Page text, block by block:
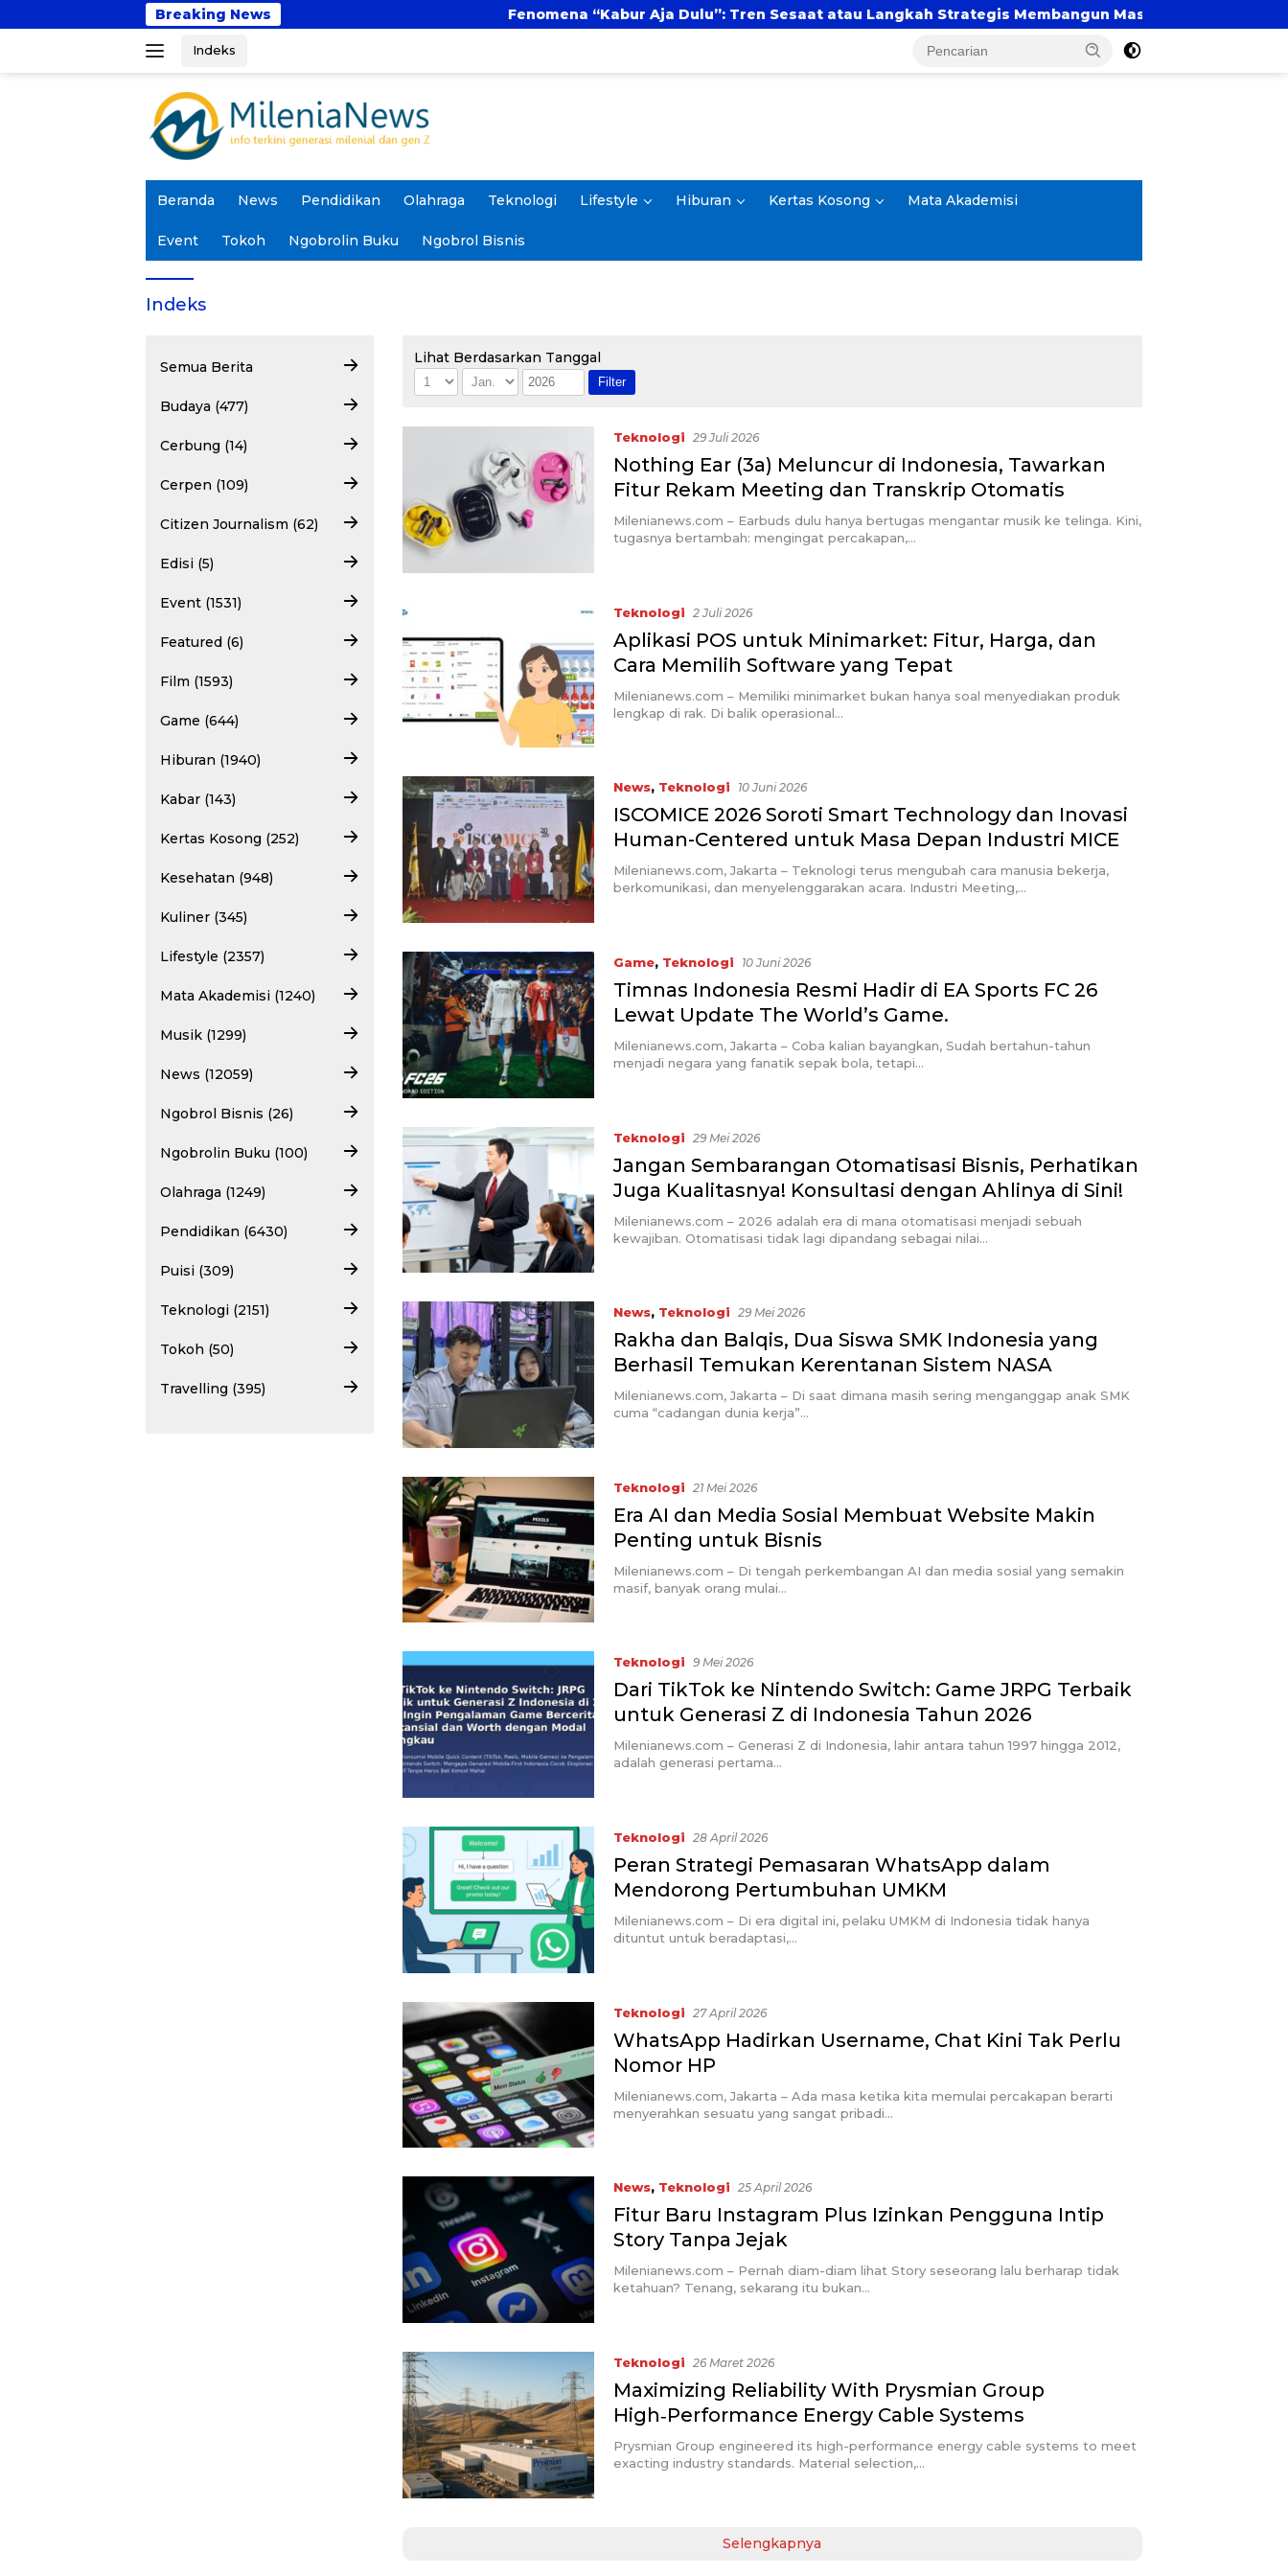
ke
Breaking News Fenomena “Kabur Aja Dulu”: Tren Sesaat atau Langkah Strategis Membangun Masa Depan?
Indeks
Beranda News Pendidikan Olahraga Teknologi Lifestyle Hiburan Kertas Kosong Mata Akademisi
Event Tokoh Ngobrolin Buku Ngobrol Bisnis
Indeks
Semua Berita
Budaya (477)
Cerbung (14)
Cerpen (109)
Citizen Journalism (62)
Edisi (5)
Event (1531)
Featured (6)
Film (1593)
Game (644)
Hiburan (1940)
Kabar (143)
Kertas Kosong (252)
Kesehatan (948)
Kuliner (345)
Lifestyle (2357)
Mata Akademisi (1240)
Musik (1299)
News (12059)
Ngobrol Bisnis (26)
Ngobrolin Buku (100)
Olahraga (1249)
Pendidikan (6430)
Puisi (309)
Teknologi (2151)
Tokoh (50)
Travelling (395)
Lihat Berdasarkan Tanggal
Teknologi 29 Juli 2026
Nothing Ear (3a) Meluncur di Indonesia, Tawarkan
Fitur Rekam Meeting dan Transkrip Otomatis
Milenianews.com – Earbuds dulu hanya bertugas mengantar musik ke telinga. Kini,
tugasnya bertambah: mengingat percakapan,…
Teknologi 2 Juli 2026
Aplikasi POS untuk Minimarket: Fitur, Harga, dan
Cara Memilih Software yang Tepat
Milenianews.com – Memiliki minimarket bukan hanya soal menyediakan produk
lengkap di rak. Di balik operasional…
News, Teknologi 10 Juni 2026
ISCOMICE 2026 Soroti Smart Technology dan Inovasi
Human-Centered untuk Masa Depan Industri MICE
Milenianews.com, Jakarta – Teknologi terus mengubah cara manusia bekerja,
berkomunikasi, dan menyelenggarakan acara. Industri Meeting,…
Game, Teknologi 10 Juni 2026
Timnas Indonesia Resmi Hadir di EA Sports FC 26
Lewat Update The World’s Game.
Milenianews.com, Jakarta – Coba kalian bayangkan, Sudah bertahun-tahun
menjadi negara yang fanatik sepak bola, tetapi…
Teknologi 29 Mei 2026
Jangan Sembarangan Otomatisasi Bisnis, Perhatikan
Juga Kualitasnya! Konsultasi dengan Ahlinya di Sini!
Milenianews.com – 2026 adalah era di mana otomatisasi menjadi sebuah
kewajiban. Otomatisasi tidak lagi dipandang sebagai nilai…
News, Teknologi 29 Mei 2026
Rakha dan Balqis, Dua Siswa SMK Indonesia yang
Berhasil Temukan Kerentanan Sistem NASA
Milenianews.com, Jakarta – Di saat dimana masih sering menganggap anak SMK
cuma “cadangan dunia kerja”…
Teknologi 21 Mei 2026
Era AI dan Media Sosial Membuat Website Makin
Penting untuk Bisnis
Milenianews.com – Di tengah perkembangan AI dan media sosial yang semakin
masif, banyak orang mulai…
Teknologi 9 Mei 2026
Dari TikTok ke Nintendo Switch: Game JRPG Terbaik
untuk Generasi Z di Indonesia Tahun 2026
Milenianews.com – Generasi Z di Indonesia, lahir antara tahun 1997 hingga 2012,
adalah generasi pertama…
Teknologi 28 April 2026
Peran Strategi Pemasaran WhatsApp dalam
Mendorong Pertumbuhan UMKM
Milenianews.com – Di era digital ini, pelaku UMKM di Indonesia tidak hanya
dituntut untuk beradaptasi,…
Teknologi 27 April 2026
WhatsApp Hadirkan Username, Chat Kini Tak Perlu
Nomor HP
Milenianews.com, Jakarta – Ada masa ketika kita memulai percakapan berarti
menyerahkan sesuatu yang sangat pribadi…
News, Teknologi 25 April 2026
Fitur Baru Instagram Plus Izinkan Pengguna Intip
Story Tanpa Jejak
Milenianews.com – Pernah diam-diam lihat Story seseorang lalu berharap tidak
ketahuan? Tenang, sekarang itu bukan…
Teknologi 26 Maret 2026
Maximizing Reliability With Prysmian Group
High‑Performance Energy Cable Systems
Prysmian Group engineered its high-performance energy cable systems to meet
exacting industry standards. Material selection,…
Selengkapnya